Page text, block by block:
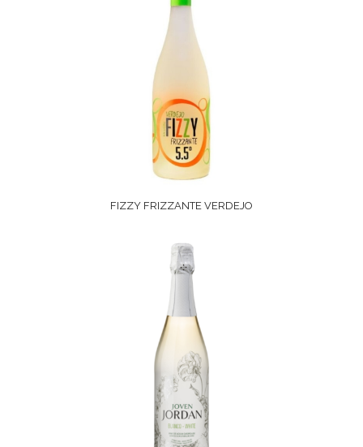
FIZZY FRIZZANTE VERDEJO